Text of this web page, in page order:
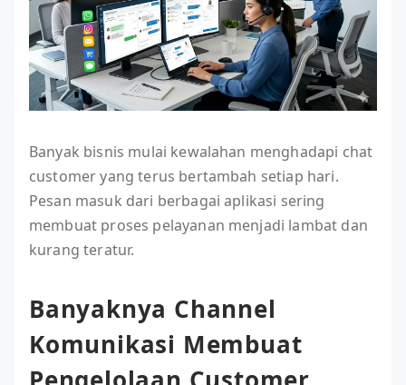
Banyak bisnis mulai kewalahan menghadapi chat
customer yang terus bertambah setiap hari.
Pesan masuk dari berbagai aplikasi sering
membuat proses pelayanan menjadi lambat dan
kurang teratur.
Banyaknya Channel
Komunikasi Membuat